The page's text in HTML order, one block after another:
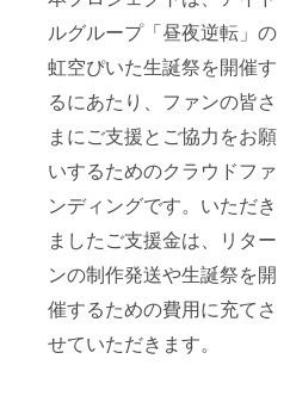
ルグループ「昼夜逆転」の
虹空ぴいた生誕祭を開催す
るにあたり、ファンの皆さ
まにご支援とご協力をお願
いするためのクラウドファ
ンディングです。いただき
ましたご支援金は、リター
ンの制作発送や生誕祭を開
催するための費用に充てさ
せていただきます。